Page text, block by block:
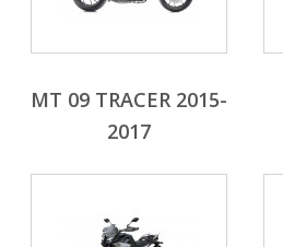
MT 09 TRACER 2015-
2017